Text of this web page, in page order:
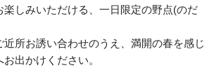
楽しみいただける、一日限定の野点(のだ
近所お誘い合わせのうえ、満開の春を感じ
出かけください。